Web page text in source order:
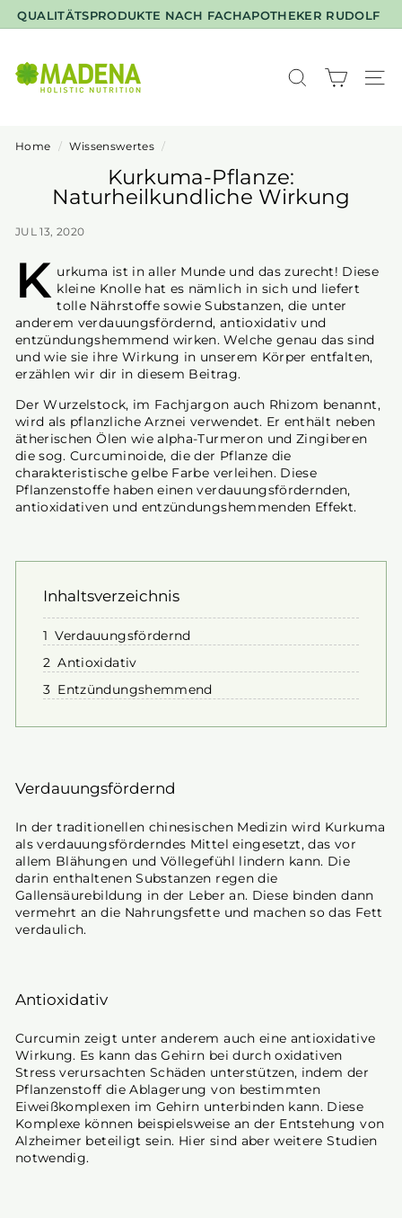
Skip
to
Pause
QUALITÄTSPRODUKTE NACH FACHAPOTHEKER RUDOLF
KEIL
A
D
A
SEARCH
Home / Wissenswertes /
Kurkuma-Pflanze:
Naturheilkundliche Wirkung
JUL 13, 2020
K urkuma ist in aller Munde und das zurecht! Diese
kleine Knolle hat es nämlich in sich und liefert
tolle Nährstoffe sowie Substanzen, die unter
anderem verdauungsfördernd, antioxidativ und
entzündungshemmend wirken. Welche genau das sind
und wie sie ihre Wirkung in unserem Körper entfalten,
erzählen wir dir in diesem Beitrag.
Der Wurzelstock, im Fachjargon auch Rhizom benannt,
wird als pflanzliche Arznei verwendet. Er enthält neben
ätherischen Ölen wie alpha-Turmeron und Zingiberen
die sog. Curcuminoide, die der Pflanze die
charakteristische gelbe Farbe verleihen. Diese
Pflanzenstoffe haben einen verdauungsfördernden,
antioxidativen und entzündungshemmenden Effekt.
Inhaltsverzeichnis
Verdauungsfördernd
Antioxidativ
Entzündungshemmend
Verdauungsfördernd
In der traditionellen chinesischen Medizin wird Kurkuma
als verdauungsförderndes Mittel eingesetzt, das vor
allem Blähungen und Völlegefühl lindern kann. Die
darin enthaltenen Substanzen regen die
Gallensäurebildung in der Leber an. Diese binden dann
vermehrt an die Nahrungsfette und machen so das Fett
verdaulich.
Antioxidativ
Curcumin zeigt unter anderem auch eine antioxidative
Wirkung. Es kann das Gehirn bei durch oxidativen
Stress verursachten Schäden unterstützen, indem der
Pflanzenstoff die Ablagerung von bestimmten
Eiweißkomplexen im Gehirn unterbinden kann. Diese
Komplexe können beispielsweise an der Entstehung von
Alzheimer beteiligt sein. Hier sind aber weitere Studien
notwendig.